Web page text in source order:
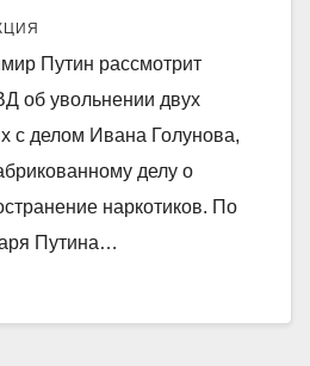
Путин рассмотрит
об увольнении двух
с делом Ивана Голунова,
делу о
наркотиков. По
Путина…